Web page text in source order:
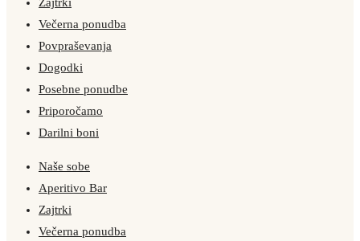
Zajtrki
Večerna ponudba
Povpraševanja
Dogodki
Posebne ponudbe
Priporočamo
Darilni boni
Naše sobe
Aperitivo Bar
Zajtrki
Večerna ponudba